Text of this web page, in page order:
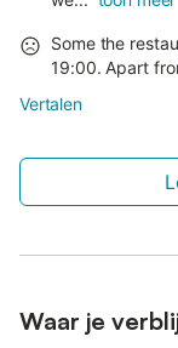
Some the
19:00. Apart
Vertalen
Waar je